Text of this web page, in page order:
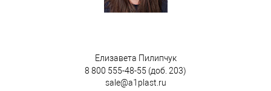
Елизавета Пилипчук
8 800 555-48-55 (доб. 203)
sale@a1plast.ru